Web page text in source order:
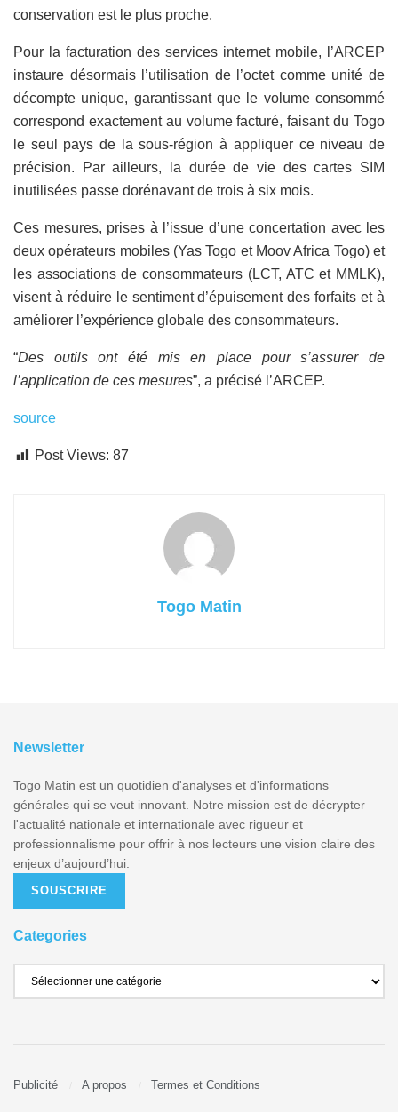
conservation est le plus proche.
Pour la facturation des services internet mobile, l’ARCEP
instaure désormais l’utilisation de l’octet comme unité de
décompte unique, garantissant que le volume consommé
correspond exactement au volume facturé, faisant du Togo
le seul pays de la sous-région à appliquer ce niveau de
précision. Par ailleurs, la durée de vie des cartes SIM
inutilisées passe dorénavant de trois à six mois.
Ces mesures, prises à l’issue d’une concertation avec les
deux opérateurs mobiles (Yas Togo et Moov Africa Togo) et
les associations de consommateurs (LCT, ATC et MMLK),
visent à réduire le sentiment d’épuisement des forfaits et à
améliorer l’expérience globale des consommateurs.
“Des outils ont été mis en place pour s’assurer de
l’application de ces mesures”, a précisé l’ARCEP.
source
Post Views: 87
Togo Matin
Newsletter
Togo Matin est un quotidien d'analyses et d'informations
générales qui se veut innovant. Notre mission est de décrypter
l'actualité nationale et internationale avec rigueur et
professionnalisme pour offrir à nos lecteurs une vision claire des
enjeux d’aujourd’hui.
SOUSCRIRE
Categories
Publicité A propos Termes et Conditions